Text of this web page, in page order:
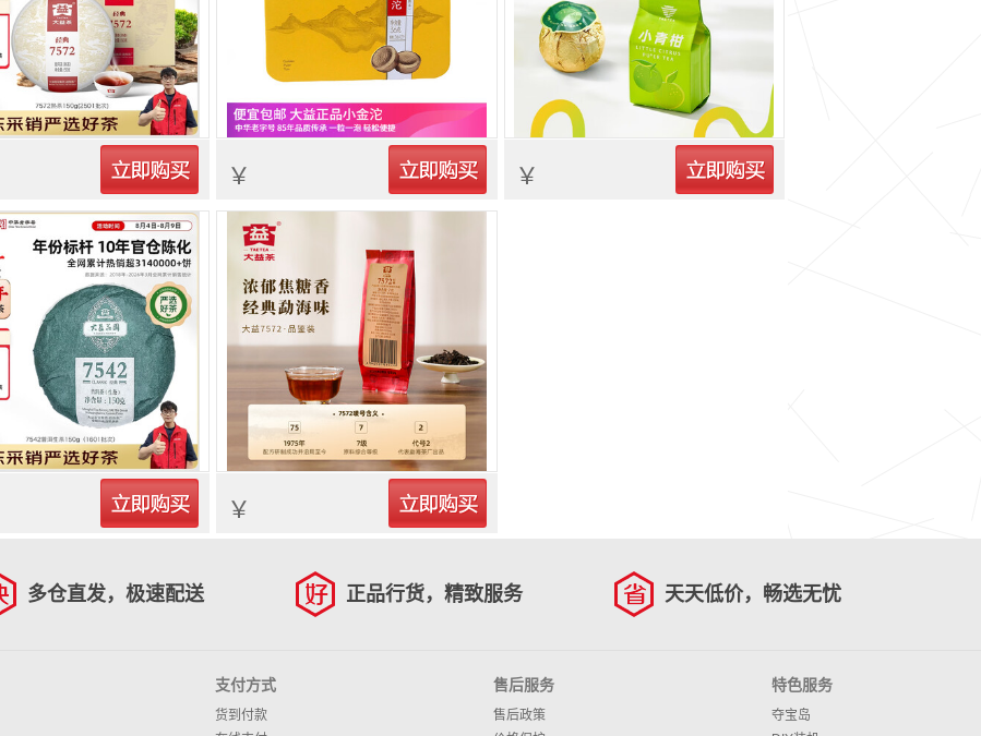
立即购买 ￥ 立即购买 ￥ 立即购买
立即购买 ￥ 立即购买
多仓直发，极速配送 正品行货，精致服务 天天低价，畅选无忧
支付方式
货到付款
售后服务
售后政策
特色服务
夺宝岛